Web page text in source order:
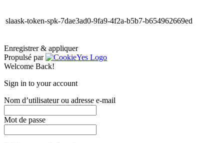
slaask-token-spk-7dae3ad0-9fa9-4f2a-b5b7-b654962669ed
Enregistrer & appliquer
Propulsé par
Welcome Back!
Sign in to your account
Nom d’utilisateur ou adresse e-mail
Mot de passe